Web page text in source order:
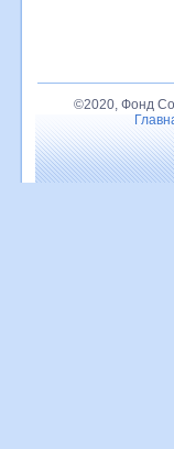
©2020, Фонд